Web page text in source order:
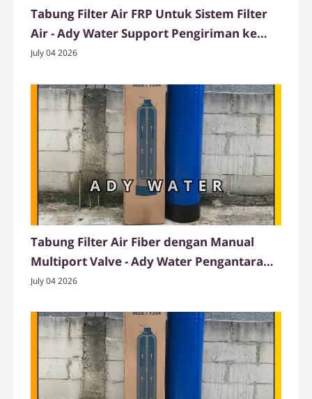
Tabung Filter Air FRP Untuk Sistem Filter
Air - Ady Water Support Pengiriman ke
Parepare
July 04 2026
Tabung Filter Air Fiber dengan Manual
Multiport Valve - Ady Water Pengantaran
Langsung ke Pangandaran
July 04 2026